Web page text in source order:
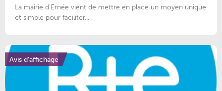
La mairie d’Ernée vient de mettre en place un moyen unique
et simple pour faciliter...
Avis d'affichage